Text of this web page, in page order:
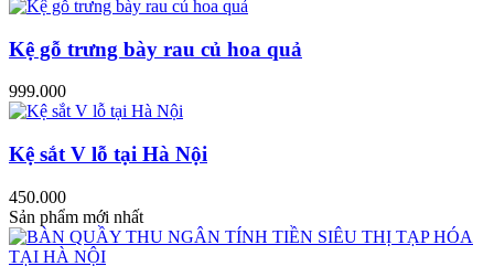
Kệ gỗ trưng bày rau củ hoa quả
999.000
Kệ sắt V lỗ tại Hà Nội
450.000
Sản phẩm mới nhất